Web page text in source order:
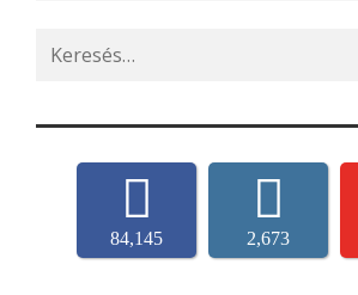
Search
for:
84,145 2,673